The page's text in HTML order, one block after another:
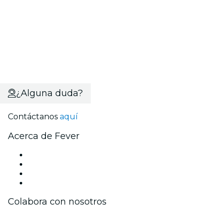
¿Alguna duda?
Contáctanos aquí
Acerca de Fever
Colabora con nosotros